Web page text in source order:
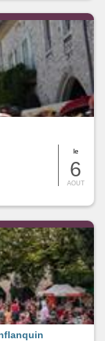
le
6
AOUT